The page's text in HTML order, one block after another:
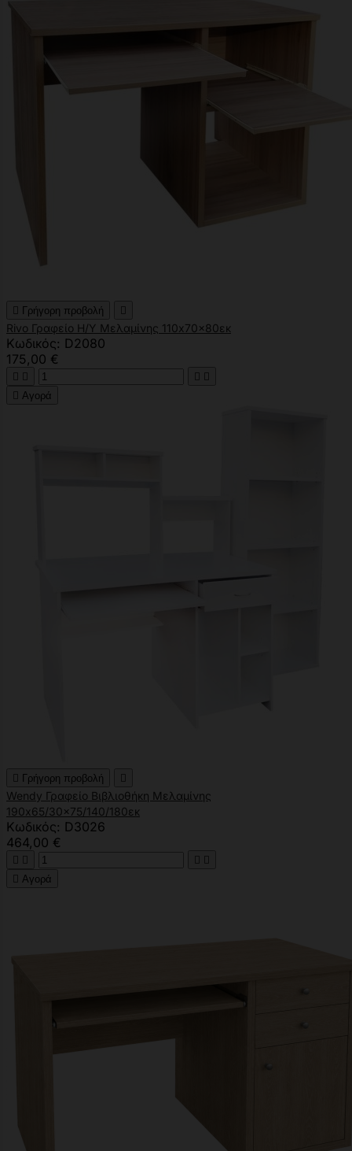
 Γρήγορη προβολή 
Rivo Γραφείο Η/Υ Μελαμίνης 110x70x80εκ
Κωδικός: D2080
175,00 €
   
 Αγορά
 Γρήγορη προβολή 
Wendy Γραφείο Βιβλιοθήκη Μελαμίνης
190x65/30x75/140/180εκ
Κωδικός: D3026
464,00 €
   
 Αγορά